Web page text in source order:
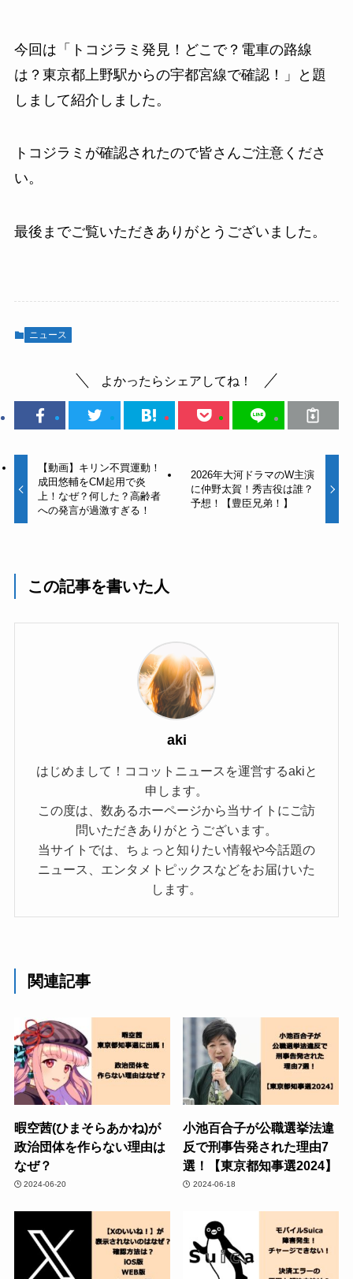
今回は「トコジラミ発見！どこで？電車の路線
は？東京都上野駅からの宇都宮線で確認！」と題
しまして紹介しました。
トコジラミが確認されたので皆さんご注意くださ
い。
最後までご覧いただきありがとうございました。
ニュース
よかったらシェアしてね！
【動画】キリン不買運動！
成田悠輔をCM起用で炎
上！なぜ？何した？高齢者
への発言が過激すぎる！
2026年大河ドラマのW主演
に仲野太賀！秀吉役は誰？
予想！【豊臣兄弟！】
この記事を書いた人
aki
はじめまして！ココットニュースを運営するakiと
申します。
この度は、数あるホーページから当サイトにご訪
問いただきありがとうございます。
当サイトでは、ちょっと知りたい情報や今話題の
ニュース、エンタメトピックスなどをお届けいた
します。
関連記事
暇空茜(ひまそらあかね)が
政治団体を作らない理由は
なぜ？
2024-06-20
小池百合子が公職選挙法違
反で刑事告発された理由7
選！【東京都知事選2024】
2024-06-18